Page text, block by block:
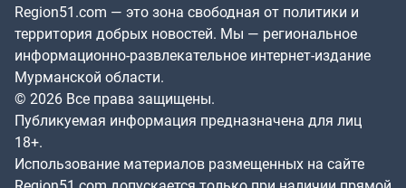
Region51.com — это зона свободная от политики и
территория добрых новостей. Мы — региональное
информационно-развлекательное интернет-издание
Мурманской области.
© 2026 Все права защищены.
Публикуемая информация предназначена для лиц
18+.
Использование материалов размещенных на сайте